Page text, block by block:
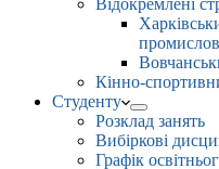
Відокремлені
Кінно-
Студенту
Розклад занять
Вибіркові
Графік